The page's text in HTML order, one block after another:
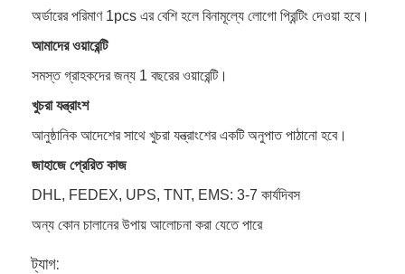
বিপরীতমুখী প্রতিচ্ছবি চিহ্নিতকরণ
সাইকেল প্রতিবিম্বিত স্টিকার
গাড়ী প্রতিচ্ছবি স্টিকার
অর্ডারের পরিমাণ 1pcs এর বেশি হলে বিনামূল্যে লোগো প্রিন্টিং দেওয়া হবে।
আমাদের ওয়ারেন্টি
সমস্ত গ্রাহকদের জন্য 1 বছরের ওয়ারেন্টি।
খুচরা যন্ত্রাংশ
আনুষ্ঠানিক আদেশের সাথে খুচরা যন্ত্রাংশের একটি অনুপাত পাঠানো হবে।
জাহাজে প্রেরিত কাজ
DHL, FEDEX, UPS, TNT, EMS: 3-7 কার্যদিবস
অন্য কোন চালানের উপায় আলোচনা করা যেতে পারে
ট্যাগ: